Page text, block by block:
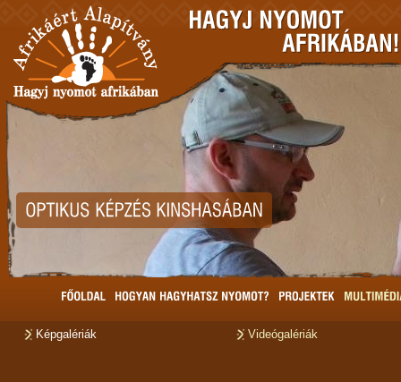
Képgalériák Videógalériák